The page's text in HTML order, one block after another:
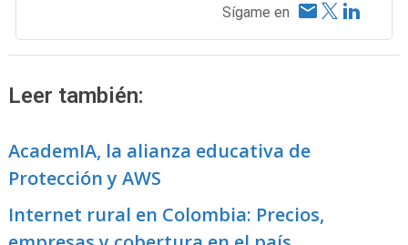
Sígame en
Leer también:
AcademIA, la alianza educativa de
Protección y AWS
Internet rural en Colombia: Precios,